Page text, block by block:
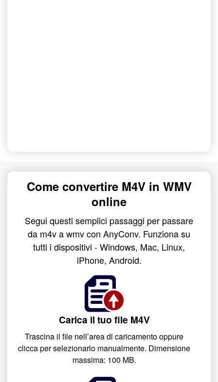
Come convertire M4V in WMV
online
Segui questi semplici passaggi per passare
da m4v a wmv con AnyConv. Funziona su
tutti i dispositivi - Windows, Mac, Linux,
iPhone, Android.
Carica il tuo file M4V
Trascina il file nell’area di caricamento oppure
clicca per selezionarlo manualmente. Dimensione
massima: 100 MB.